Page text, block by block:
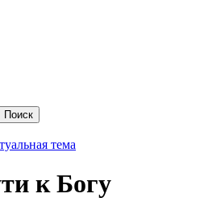
Поиск
тема
к Богу